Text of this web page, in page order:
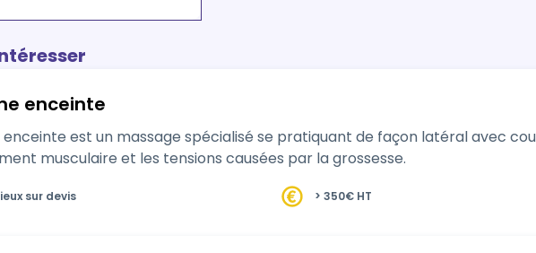
enceinte
est un massage spécialisé se pratiquant de façon latéral avec
musculaire et les tensions causées par la grossesse.
sur devis > 350€ HT